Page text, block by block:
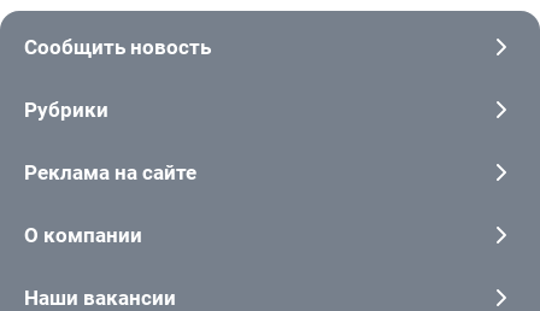
Сообщить новость
Рубрики
Реклама на сайте
О компании
Наши вакансии